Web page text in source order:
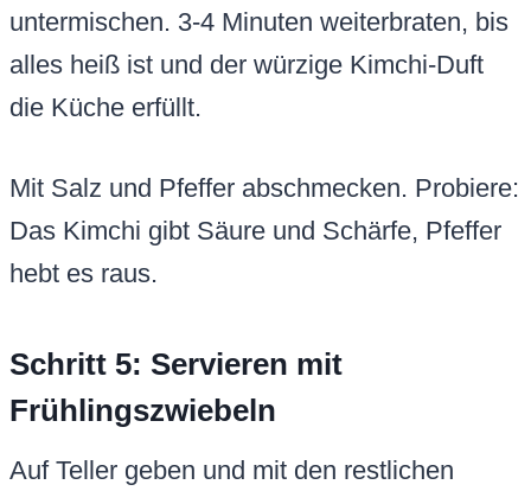
untermischen. 3-4 Minuten weiterbraten, bis
alles heiß ist und der würzige Kimchi-Duft
die Küche erfüllt.
Mit Salz und Pfeffer abschmecken. Probiere:
Das Kimchi gibt Säure und Schärfe, Pfeffer
hebt es raus.
Schritt 5: Servieren mit
Frühlingszwiebeln
Auf Teller geben und mit den restlichen